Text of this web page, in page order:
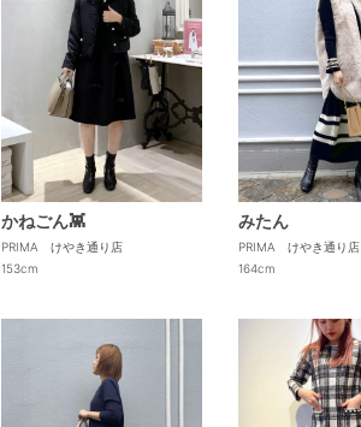
かねごん👾
PRIMA けやき通り店
153cm
みたん
PRIMA けやき通り店
164cm